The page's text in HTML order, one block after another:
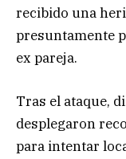
recibido una
presuntamente
ex pareja.
Tras el ataque,
desplegaron
para intentar